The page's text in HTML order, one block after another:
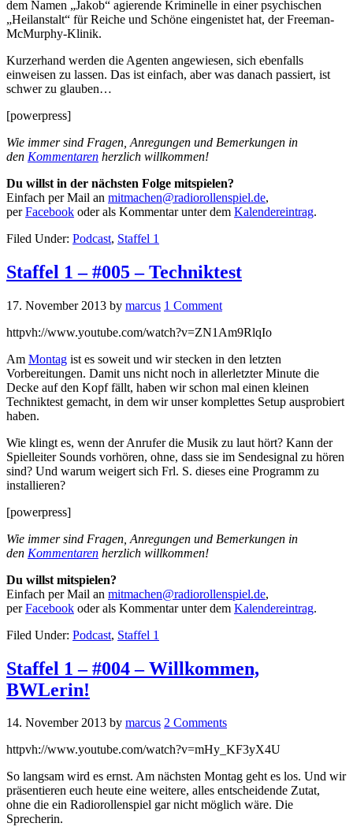
dem Namen „Jakob“ agierende Kriminelle in einer psychischen
„Heilanstalt“ für Reiche und Schöne eingenistet hat, der Freeman-
McMurphy-Klinik.
Kurzerhand werden die Agenten angewiesen, sich ebenfalls
einweisen zu lassen. Das ist einfach, aber was danach passiert, ist
schwer zu glauben…
[powerpress]
Wie immer sind Fragen, Anregungen und Bemerkungen in
den Kommentaren herzlich willkommen!
Du willst in der nächsten Folge mitspielen?
Einfach per Mail an mitmachen@radiorollenspiel.de,
perFacebook oder als Kommentar unter dem Kalendereintrag.
Filed Under: Podcast, Staffel 1
Staffel 1 – #005 – Techniktest
17. November 2013 by marcus 1 Comment
httpvh://www.youtube.com/watch?v=ZN1Am9RlqIo
Am Montag ist es soweit und wir stecken in den letzten
Vorbereitungen. Damit uns nicht noch in allerletzter Minute die
Decke auf den Kopf fällt, haben wir schon mal einen kleinen
Techniktest gemacht, in dem wir unser komplettes Setup ausprobiert
haben.
Wie klingt es, wenn der Anrufer die Musik zu laut hört? Kann der
Spielleiter Sounds vorhören, ohne, dass sie im Sendesignal zu hören
sind? Und warum weigert sich Frl. S. dieses eine Programm zu
installieren?
[powerpress]
Wie immer sind Fragen, Anregungen und Bemerkungen in
den Kommentaren herzlich willkommen!
Du willst mitspielen?
Einfach per Mail an mitmachen@radiorollenspiel.de,
perFacebook oder als Kommentar unter dem Kalendereintrag.
Filed Under: Podcast, Staffel 1
Staffel 1 – #004 – Willkommen,
BWLerin!
14. November 2013 by marcus 2 Comments
httpvh://www.youtube.com/watch?v=mHy_KF3yX4U
So langsam wird es ernst. Am nächsten Montag geht es los. Und wir
präsentieren euch heute eine weitere, alles entscheidende Zutat,
ohne die ein Radiorollenspiel gar nicht möglich wäre. Die
Sprecherin.